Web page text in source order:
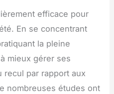
efficace pour
En se concentrant
la pleine
mieux gérer ses
recul par rapport aux
nombreuses études ont